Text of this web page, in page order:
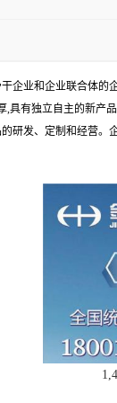
业和企业联合体
有独立自主的新
研发、定制和经营。